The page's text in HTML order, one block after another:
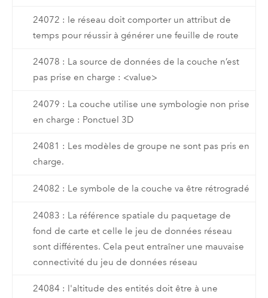
24072 : le réseau doit comporter un attribut de
temps pour réussir à générer une feuille de route
24078 : La source de données de la couche n’est
pas prise en charge : <value>
24079 : La couche utilise une symbologie non prise
en charge : Ponctuel 3D
24081 : Les modèles de groupe ne sont pas pris en
charge.
24082 : Le symbole de la couche va être rétrogradé
24083 : La référence spatiale du paquetage de
fond de carte et celle le jeu de données réseau
sont différentes. Cela peut entraîner une mauvaise
connectivité du jeu de données réseau
24084 : l'altitude des entités doit être à une